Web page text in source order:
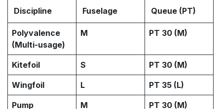
Discipline Fuselage Queue (PT)
Polyvalence
(Multi-usage)
M PT 30 (M)
Kitefoil S PT 30 (M)
Wingfoil L PT 35 (L)
Pump M PT 30 (M)